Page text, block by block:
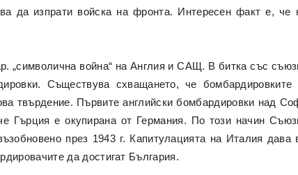
да изпрати войска на фронта. Интересен факт е,
„символична война“ на Англия и САЩ. В битка със
Съществува схващането, че
твърдение. Първите английски бомбардировки над
Гърция е окупирана от Германия. По този начин
през 1943 г. Капитулацията на Италия
да достигат България.